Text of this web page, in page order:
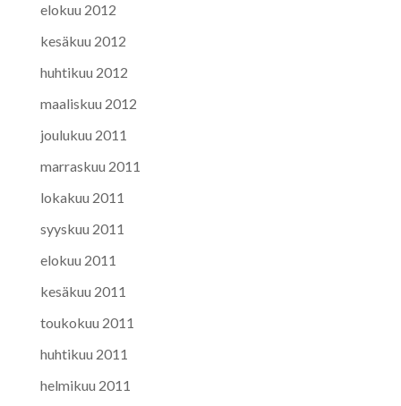
elokuu 2012
kesäkuu 2012
huhtikuu 2012
maaliskuu 2012
joulukuu 2011
marraskuu 2011
lokakuu 2011
syyskuu 2011
elokuu 2011
kesäkuu 2011
toukokuu 2011
huhtikuu 2011
helmikuu 2011